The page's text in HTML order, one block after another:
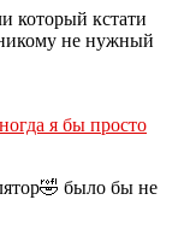
который кстати
не нужный
я бы просто
было бы не